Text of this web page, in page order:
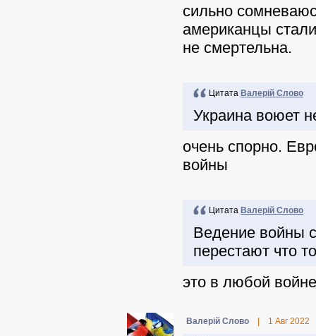
сильно
американцы
не смертельна.
Цитата Валерій Слово
Украина воюет
очень спорно.
войны
Цитата Валерій Слово
Ведение войны
перестают что
это в любой
Валерій Слово 1 Авг 2022